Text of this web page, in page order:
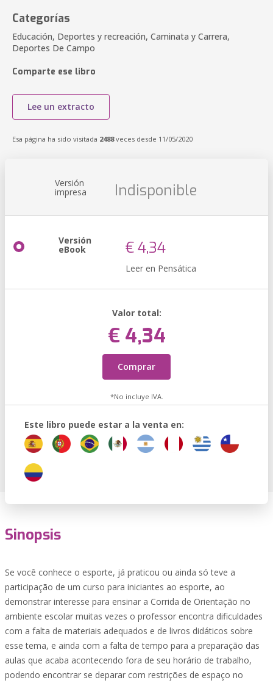
Categorías
Educación, Deportes y recreación, Caminata y Carrera,
Deportes De Campo
Comparte ese libro
Lee un extracto
Esa página ha sido visitada 2488veces desde 11/05/2020
Versión
impresa Indisponible
Versión
eBook € 4,34
Leer en Pensática
Valor total:
€ 4,34
Comprar
*No incluye IVA.
Este libro puede estar a la venta en:
Sinopsis
Se você conhece o esporte, já praticou ou ainda só teve a
participação de um curso para iniciantes ao esporte, ao
demonstrar interesse para ensinar a Corrida de Orientação no
ambiente escolar muitas vezes o professor encontra dificuldades
com a falta de materiais adequados e de livros didáticos sobre
esse tema, e ainda com a falta de tempo para a preparação das
aulas que acaba acontecendo fora de seu horário de trabalho,
podendo encontrar se deparar com restrições de espaço no